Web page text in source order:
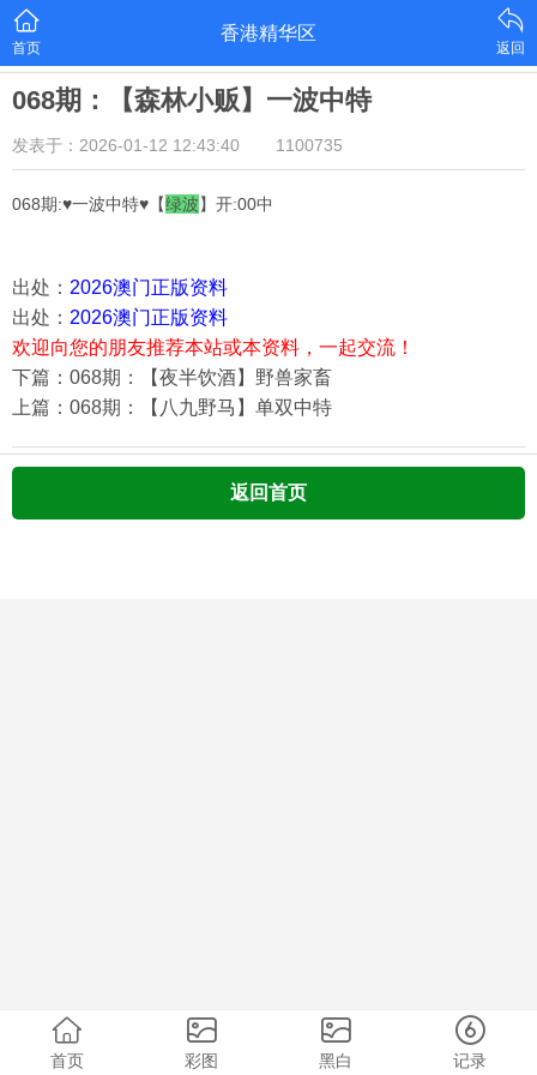
首页
香港精华区
返回
068期：【森林小贩】一波中特
发表于：2026-01-12 12:43:40 1100735
068期:♥一波中特♥【绿波】开:00中
出处： 2026澳门正版资料
出处： 2026澳门正版资料
欢迎向您的朋友推荐本站或本资料，一起交流！
下篇：068期：【夜半饮酒】野兽家畜
上篇：068期：【八九野马】单双中特
返回首页
首页 彩图 黑白 记录